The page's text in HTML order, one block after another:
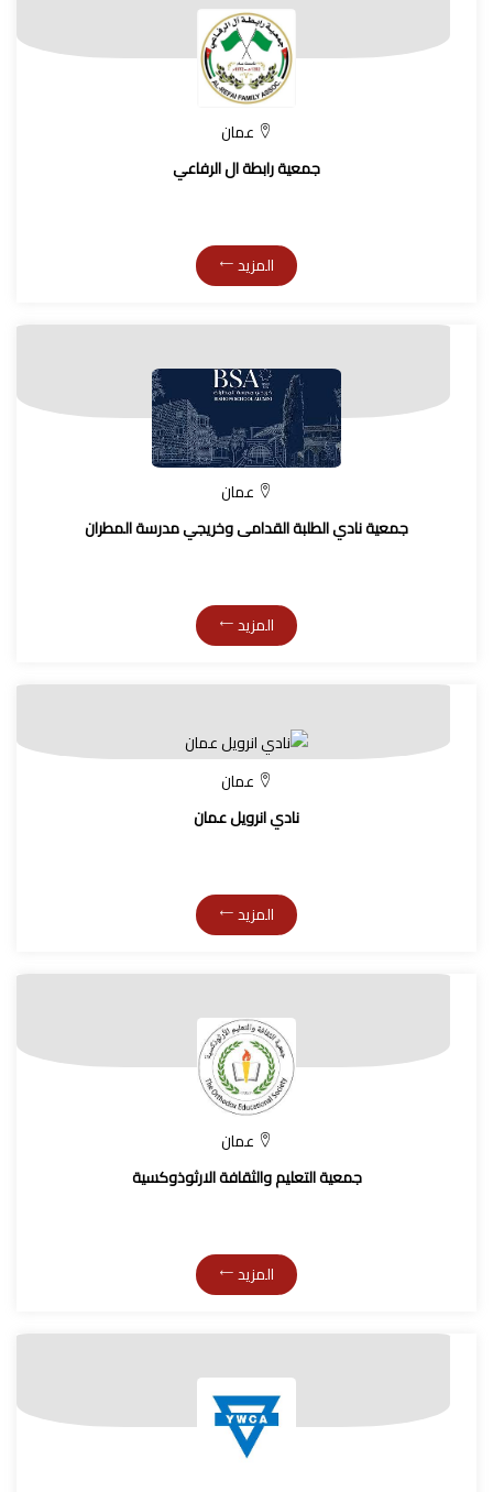
عمان
جمعية رابطة ال الرفاعي
المزيد
عمان
جمعية نادي الطلبة القدامى وخريجي مدرسة المطران
المزيد
عمان
نادي انرويل عمان
المزيد
عمان
جمعية التعليم والثقافة الارثوذوكسية
المزيد